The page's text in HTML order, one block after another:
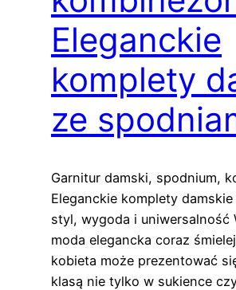
Eleganckie
komplety
ze
Garnitur damski, spodnium,
Eleganckie komplety
styl, wygoda i uniwersalność
moda elegancka coraz
kobieta może prezentować
klasą nie tylko w sukience